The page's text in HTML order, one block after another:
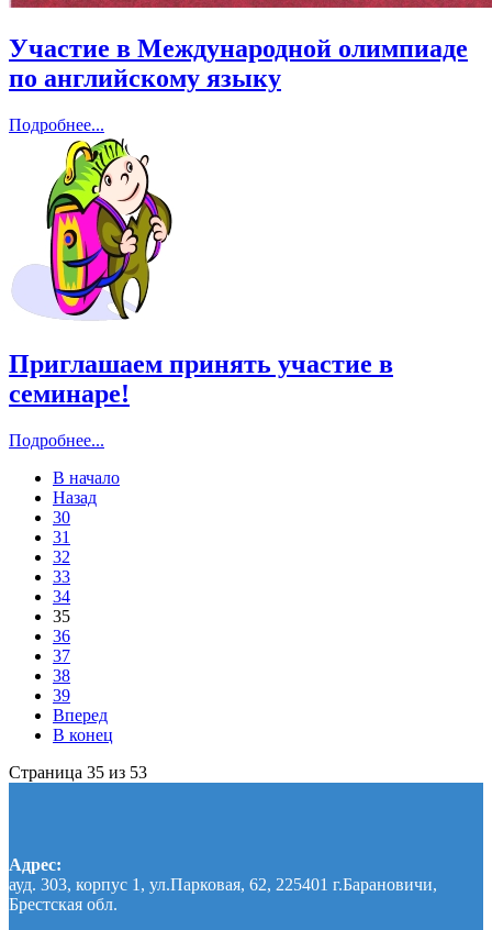
Участие в Международной олимпиаде
по английскому языку
Подробнее...
Приглашаем принять участие в
семинаре!
Подробнее...
В начало
Назад
30
31
32
33
34
35
36
37
38
39
Вперед
В конец
Страница 35 из 53
Адрес:
ауд. 303, корпус 1, ул.Парковая, 62, 225401 г.Барановичи,
Брестская обл.